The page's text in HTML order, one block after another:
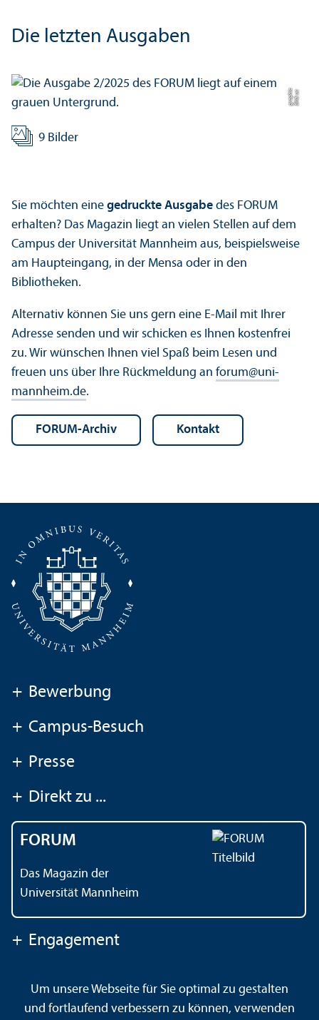
Die letzten Ausgaben
Bil
d:
u
c
g
r
a
p
hi
c
9 Bilder
Sie möchten eine gedruckte Ausgabe des FORUM
erhalten? Das Magazin liegt an vielen Stellen auf dem
Campus der Universität Mannheim aus, beispielsweise
am Haupteingang, in der Mensa oder in den
Bibliotheken.
Alternativ können Sie uns gern eine E-Mail mit Ihrer
Adresse senden und wir schicken es Ihnen kostenfrei
zu. Wir wünschen Ihnen viel Spaß beim Lesen und
freuen uns über Ihre Rückmeldung an forum@uni-
mannheim.de.
FORUM-Archiv Kontakt
+ Bewerbung
+ Campus-Besuch
+ Presse
+ Direkt zu ...
FORUM
Das Magazin der
Universität Mannheim
+ Engagement
Kontakt Impressum Datenschutz
Barrierefreiheit
Gebärdensprache
Leichte Sprache Sitemap
Um unsere Webseite für Sie optimal zu gestalten
und fortlaufend verbessern zu können, verwenden